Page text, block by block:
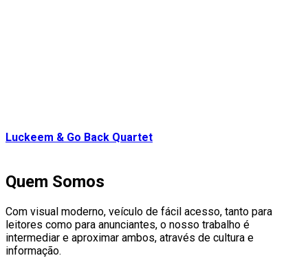
Luckeem & Go Back Quartet
Quem Somos
Com visual moderno, veículo de fácil acesso, tanto para
leitores como para anunciantes, o nosso trabalho é
intermediar e aproximar ambos, através de cultura e
informação.